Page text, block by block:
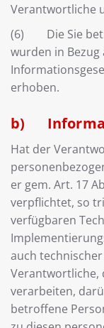
Verantwortliche
(6) Die Sie
wurden in
erhoben.
b)
Hat der
er gem. Art. 17
verpflichtet, so
verfügbaren
auch
Verantwortliche,
verarbeiten,
betroffene